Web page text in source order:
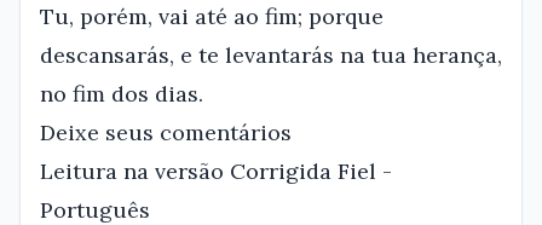
Tu, porém, vai até ao fim; porque
descansarás, e te levantarás na tua herança,
no fim dos dias.
Deixe seus comentários
Leitura na versão Corrigida Fiel -
Português